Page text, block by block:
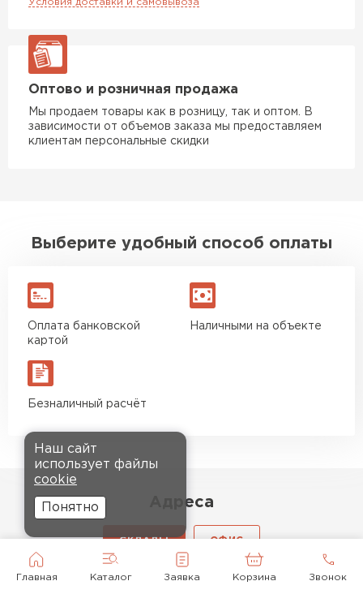
Главная Каталог Заявка Корзина Звонок
Условия доставки и самовывоза
Оптово и розничная продажа
Мы продаем товары как в розницу, так и оптом. В
зависимости от объемов заказа мы предоставляем
клиентам персональные скидки
Выберите удобный способ оплаты
Оплата банковской
картой
Наличными на объекте
Безналичный расчёт
Адреса
СКЛАДЫ ОФИС
Комплектующие
Наш сайт
использует файлы
cookie
Понятно